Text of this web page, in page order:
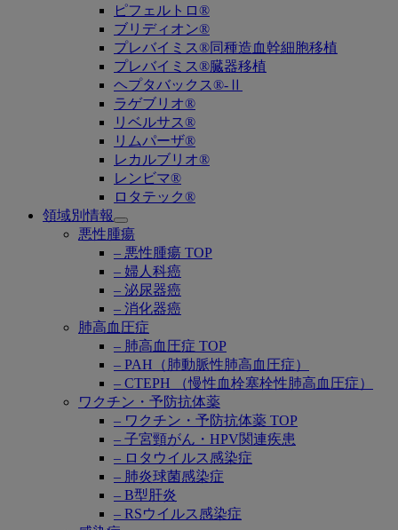
ピフェルトロ®
ブリディオン®
プレバイミス®同種造血幹細胞移植
プレバイミス®臓器移植
ヘプタバックス®-Ⅱ
ラゲブリオ®
リベルサス®
リムパーザ®
レカルブリオ®
レンビマ®
ロタテック®
領域別情報
Open
submenu
悪性腫瘍
– 悪性腫瘍 TOP
– 婦人科癌
– 泌尿器癌
– 消化器癌
肺高血圧症
– 肺高血圧症 TOP
– PAH（肺動脈性肺高血圧症）
– CTEPH （慢性血栓塞栓性肺高血圧症）
ワクチン・予防抗体薬
– ワクチン・予防抗体薬 TOP
– 子宮頸がん・HPV関連疾患
– ロタウイルス感染症
– 肺炎球菌感染症
– B型肝炎
– RSウイルス感染症